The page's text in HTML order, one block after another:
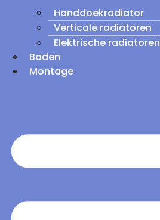
Handdoekradiator
Verticale radiatoren
Elektrische radiatoren
Baden
Montage